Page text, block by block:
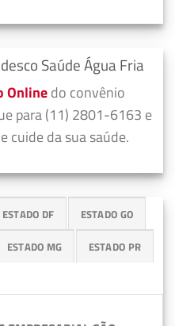
Saúde Água Fria
Onlinedo convênio
para (11) 2801-6163 e
cuide da sua saúde.
ESTADO DF ESTADO GO
ESTADO MG ESTADO PR